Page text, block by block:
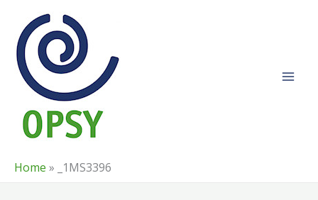
naar
inhoud
Home » _1MS3396